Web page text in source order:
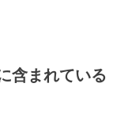
含まれている